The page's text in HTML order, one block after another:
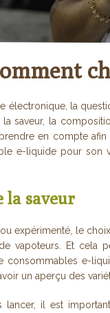
électronique, la
saveur, la
en compte
e-liquide pour son
la saveur
expérimenté, le
vapoteurs. Et cela
consommables e-
un aperçu des
lancer, il est